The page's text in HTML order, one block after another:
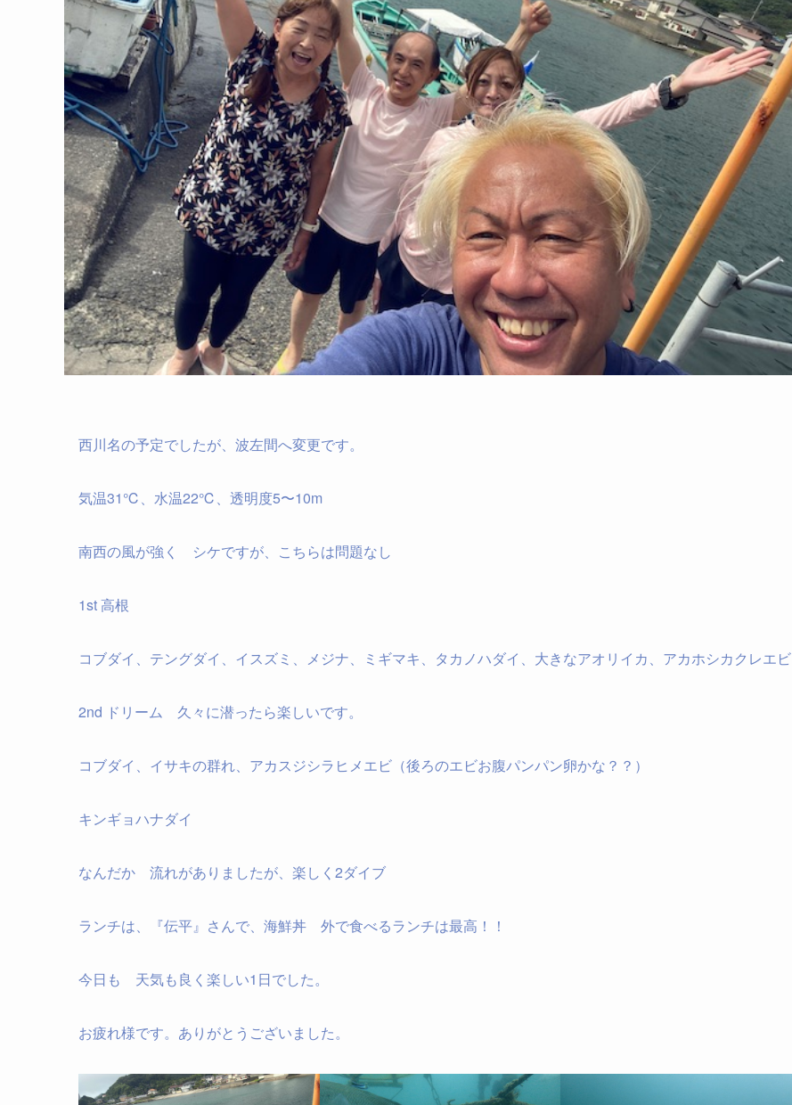
西川名の予定でしたが、波左間へ変更です。
気温31℃、水温22℃、透明度5〜10m
南西の風が強く シケですが、こちらは問題なし
1st 高根
コブダイ、テングダイ、イスズミ、メジナ、ミギマキ、タカノハダイ、大きなアオリイカ、アカホシカクレエビ
2nd ドリーム 久々に潜ったら楽しいです。
コブダイ、イサキの群れ、アカスジシラヒメエビ（後ろのエビお腹パンパン卵かな？？）
キンギョハナダイ
なんだか 流れがありましたが、楽しく2ダイブ
ランチは、『伝平』さんで、海鮮丼 外で食べるランチは最高！！
今日も 天気も良く楽しい1日でした。
お疲れ様です。ありがとうございました。